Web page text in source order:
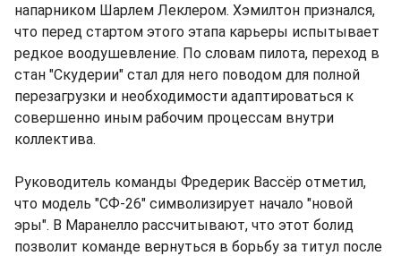
напарником Шарлем Леклером. Хэмилтон признался,
что перед стартом этого этапа карьеры испытывает
редкое воодушевление. По словам пилота, переход в
стан "Скудерии" стал для него поводом для полной
перезагрузки и необходимости адаптироваться к
совершенно иным рабочим процессам внутри
коллектива.
Руководитель команды Фредерик Вассёр отметил,
что модель "СФ-26" символизирует начало "новой
эры". В Маранелло рассчитывают, что этот болид
позволит команде вернуться в борьбу за титул после